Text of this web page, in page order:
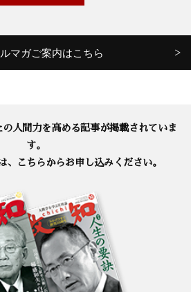
マガご案内はこちら
の人間力を高める記事が掲載されていま
す。
、こちらからお申し込みください。